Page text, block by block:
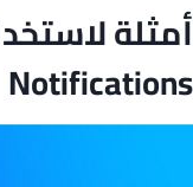
Notifications